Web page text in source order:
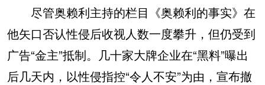
尽管奥赖利主持的栏目《奥赖利的事实》在
他矢口否认性侵后收视人数一度攀升，但仍受到
广告“金主”抵制。几十家大牌企业在“黑料”曝出
后几天内，以性侵指控“令人不安”为由，宣布撤